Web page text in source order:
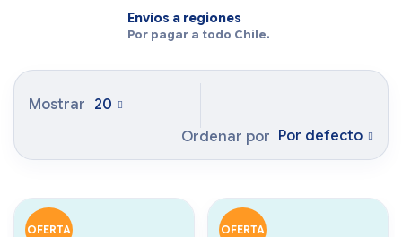
Envíos a regiones
Por pagar a todo Chile.
Ordenar por Por defecto
Mostrar 20
OFERTA OFERTA